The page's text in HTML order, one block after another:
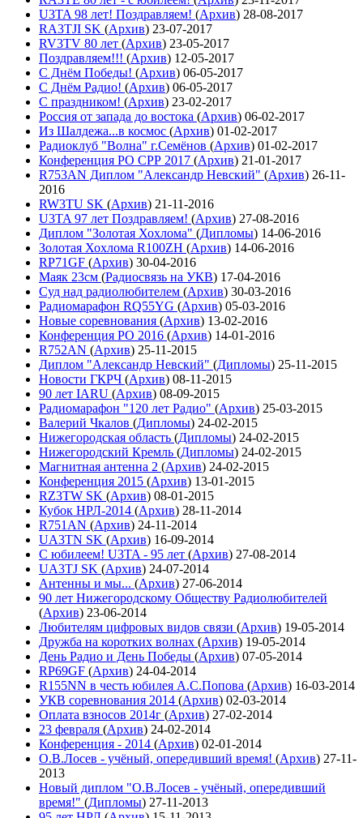
U3TA 98 лет! Поздравляем! (Архив) 28-08-2017
RA3TJI SK (Архив) 23-07-2017
RV3TV 80 лет (Архив) 23-05-2017
Поздравляем!!! (Архив) 12-05-2017
С Днём Победы! (Архив) 06-05-2017
С Днём Радио! (Архив) 06-05-2017
С праздником! (Архив) 23-02-2017
Россия от запада до востока (Архив) 06-02-2017
Из Шалдежа...в космос (Архив) 01-02-2017
Радиоклуб "Волна" г.Семёнов (Архив) 01-02-2017
Конференция РО СРР 2017 (Архив) 21-01-2017
R753AN Диплом "Александр Невский" (Архив) 26-11-
2016
RW3TU SK (Архив) 21-11-2016
U3TA 97 лет Поздравляем! (Архив) 27-08-2016
Диплом "Золотая Хохлома" (Дипломы) 14-06-2016
Золотая Хохлома R100ZH (Архив) 14-06-2016
RP71GF (Архив) 30-04-2016
Маяк 23см (Радиосвязь на УКВ) 17-04-2016
Суд над радиолюбителем (Архив) 30-03-2016
Радиомарафон RQ55YG (Архив) 05-03-2016
Новые соревнования (Архив) 13-02-2016
Конференция РО 2016 (Архив) 14-01-2016
R752AN (Архив) 25-11-2015
Диплом "Александр Невский" (Дипломы) 25-11-2015
Новости ГКРЧ (Архив) 08-11-2015
90 лет IARU (Архив) 08-09-2015
Радиомарафон "120 лет Радио" (Архив) 25-03-2015
Валерий Чкалов (Дипломы) 24-02-2015
Нижегородская область (Дипломы) 24-02-2015
Нижегородский Кремль (Дипломы) 24-02-2015
Магнитная антенна 2 (Архив) 24-02-2015
Конференция 2015 (Архив) 13-01-2015
RZ3TW SK (Архив) 08-01-2015
Кубок НРЛ-2014 (Архив) 28-11-2014
R751AN (Архив) 24-11-2014
UA3TN SK (Архив) 16-09-2014
С юбилеем! U3TA - 95 лет (Архив) 27-08-2014
UA3TJ SK (Архив) 24-07-2014
Антенны и мы... (Архив) 27-06-2014
90 лет Нижегородскому Обществу Радиолюбителей
(Архив) 23-06-2014
Любителям цифровых видов связи (Архив) 19-05-2014
Дружба на коротких волнах (Архив) 19-05-2014
День Радио и День Победы (Архив) 07-05-2014
RP69GF (Архив) 24-04-2014
R155NN в честь юбилея А.С.Попова (Архив) 16-03-2014
УКВ соревнования 2014 (Архив) 02-03-2014
Оплата взносов 2014г (Архив) 27-02-2014
23 февраля (Архив) 24-02-2014
Конференция - 2014 (Архив) 02-01-2014
О.В.Лосев - учёный, опередивший время! (Архив) 27-11-
2013
Новый диплом "О.В.Лосев - учёный, опередивший
время!" (Дипломы) 27-11-2013